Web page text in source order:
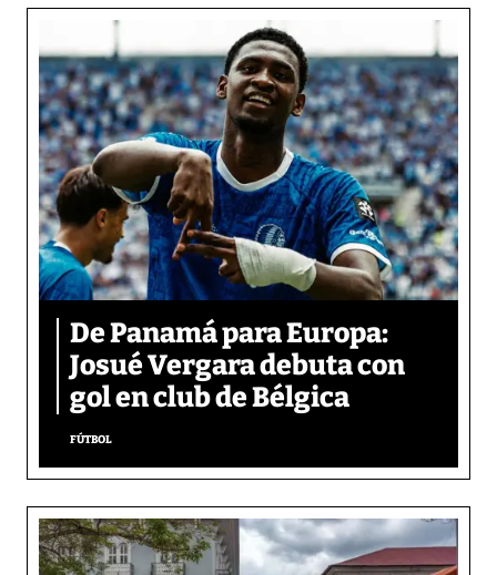
De Panamá para Europa:
Josué Vergara debuta con
gol en club de Bélgica
FÚTBOL